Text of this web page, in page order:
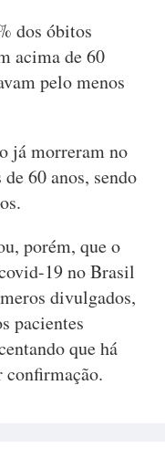
dos óbitos
acima de 60
pelo menos
já morreram no
60 anos, sendo
porém, que o
19 no Brasil
divulgados,
pacientes
que há
confirmação.